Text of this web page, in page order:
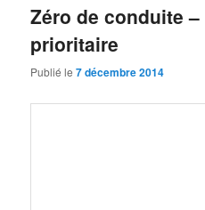
Zéro de conduite
prioritaire
Publié le7 décembre 2014